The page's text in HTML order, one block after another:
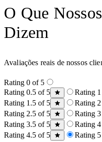
O Que
Dizem
Avaliações reais de nossos
Rating 0 of 5
Rating 0.5 of 5
Rating
Rating 1.5 of 5
Rating
Rating 2.5 of 5
Rating
Rating 3.5 of 5
Rating
Rating 4.5 of 5
Rating